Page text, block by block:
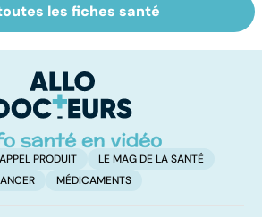
Faire du sport à
domicile, c'est
les fiches santé
PRODUIT
LE MAG DE LA SANTÉ
MÉDICAMENTS